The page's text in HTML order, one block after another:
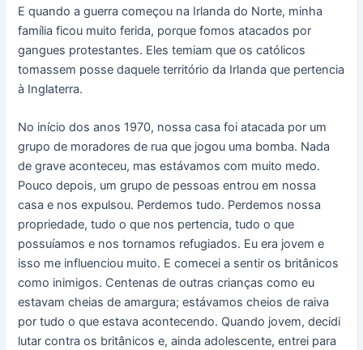
E quando a guerra começou na Irlanda do Norte, minha
família ficou muito ferida, porque fomos atacados por
gangues protestantes. Eles temiam que os católicos
tomassem posse daquele território da Irlanda que pertencia
à Inglaterra.
No início dos anos 1970, nossa casa foi atacada por um
grupo de moradores de rua que jogou uma bomba. Nada
de grave aconteceu, mas estávamos com muito medo.
Pouco depois, um grupo de pessoas entrou em nossa
casa e nos expulsou. Perdemos tudo. Perdemos nossa
propriedade, tudo o que nos pertencia, tudo o que
possuíamos e nos tornamos refugiados. Eu era jovem e
isso me influenciou muito. E comecei a sentir os britânicos
como inimigos. Centenas de outras crianças como eu
estavam cheias de amargura; estávamos cheios de raiva
por tudo o que estava acontecendo. Quando jovem, decidi
lutar contra os britânicos e, ainda adolescente, entrei para